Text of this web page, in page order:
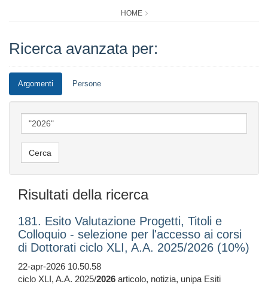
HOME
Ricerca avanzata per:
Argomenti Persone
Risultati della ricerca
181. Esito Valutazione Progetti, Titoli e
Colloquio - selezione per l'accesso ai corsi
di Dottorati ciclo XLI, A.A. 2025/2026 (10%)
22-apr-2026 10.50.58
ciclo XLI, A.A. 2025/2026 articolo, notizia, unipa Esiti